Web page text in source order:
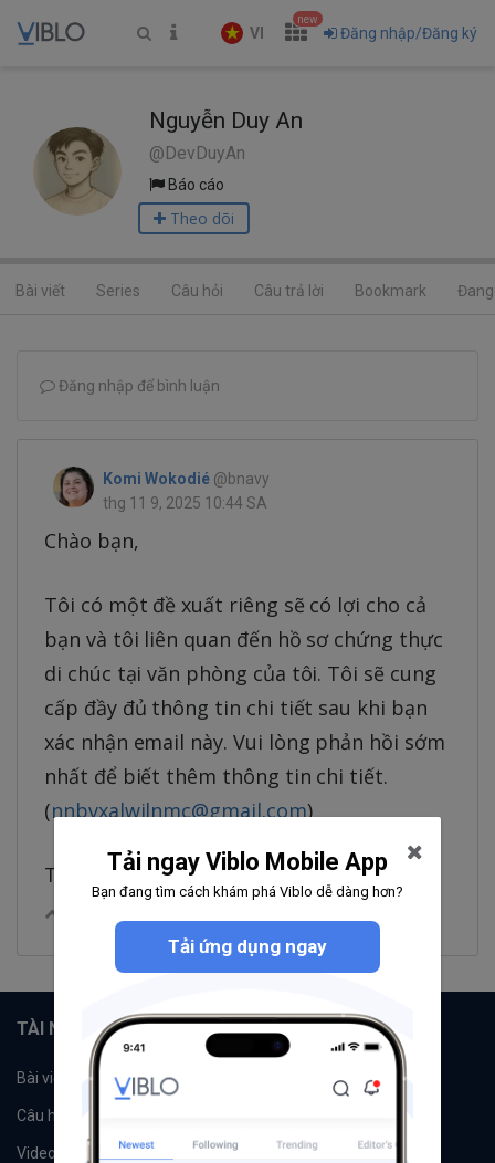
VI
new
Đăng nhập/Đăng ký
Nguyễn Duy An
@DevDuyAn
Báo cáo
Theo dõi
Bài viết Series Câu hỏi Câu trả lời Bookmark
Đăng nhập để bình luận
Komi Wokodié @bnavy
thg 11 9, 2025 10:44 SA
Chào bạn,
Tôi có một đề xuất riêng sẽ có lợi cho cả
bạn và tôi liên quan đến hồ sơ chứng thực
di chúc tại văn phòng của tôi. Tôi sẽ cung
cấp đầy đủ thông tin chi tiết sau khi bạn
xác nhận email này. Vui lòng phản hồi sớm
nhất để biết thêm thông tin chi tiết.
(nnbvxalwilnmc@gmail.com)
Trân trọng, Bà Mario Souza
TÀI NGUYÊN
Bài viết
Câu hỏi
Videos Tác giả
Tải ngay Viblo Mobile App
Bạn đang tìm cách khám phá Viblo dễ dàng hơn?
Tải ứng dụng ngay